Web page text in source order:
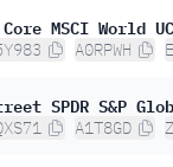
MSCI World
A0RPWH
A1T8GD